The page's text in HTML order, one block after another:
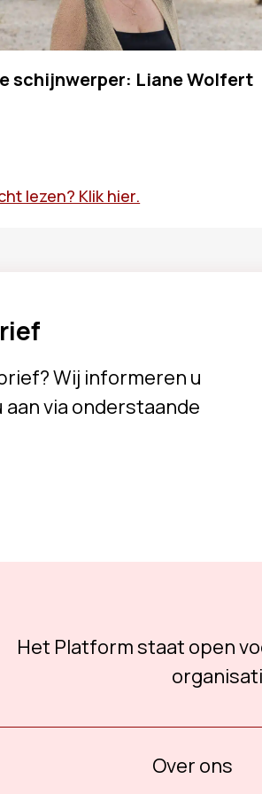
schijnwerper: Liane Wolfert
lezen? Klik hier.
Wij informeren u
via onderstaande
Het Platform staat open
Over ons